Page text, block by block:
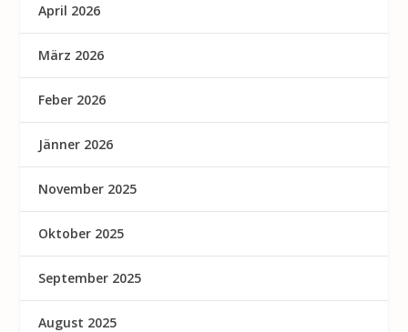
April 2026
März 2026
Feber 2026
Jänner 2026
November 2025
Oktober 2025
September 2025
August 2025